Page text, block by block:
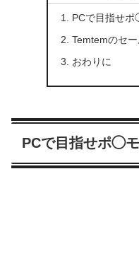
PCで目指せ
Temtemのセ
おわりに
PCで目指せポ◯